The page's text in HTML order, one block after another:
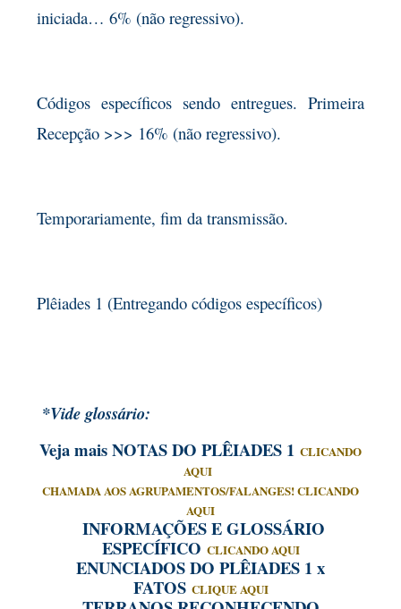
iniciada… 6% (não regressivo).
Códigos específicos sendo entregues. Primeira
Recepção >>> 16% (não regressivo).
Temporariamente, fim da transmissão.
Plêiades 1 (Entregando códigos específicos)
*Vide glossário:
Veja mais NOTAS DO PLÊIADES 1 CLICANDO
AQUI
CHAMADA AOS AGRUPAMENTOS/FALANGES! CLICANDO
AQUI
INFORMAÇÕES E GLOSSÁRIO
ESPECÍFICO CLICANDO AQUI
ENUNCIADOS DO PLÊIADES 1 x
FATOS CLIQUE AQUI